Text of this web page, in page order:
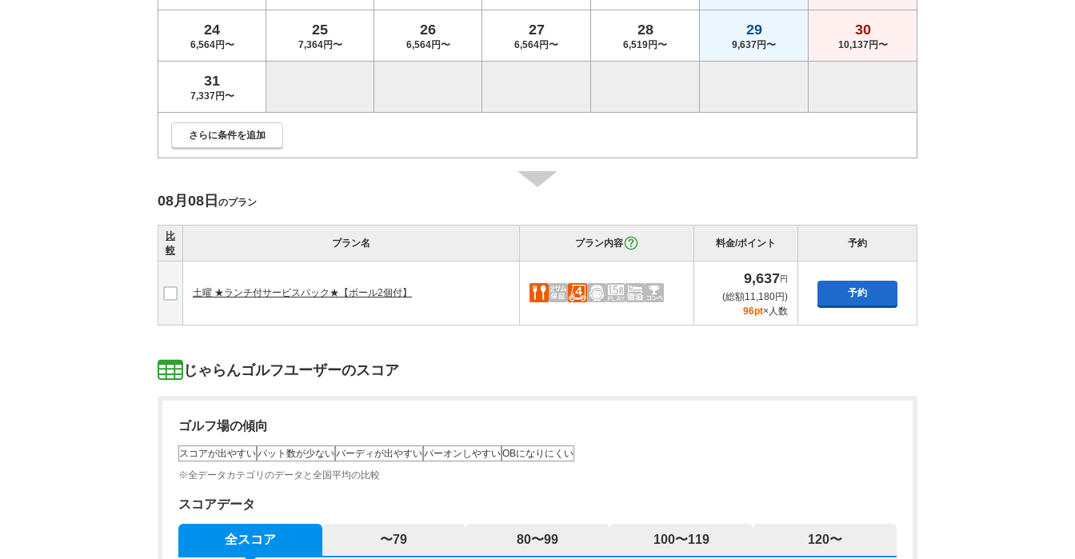
24
6,564円〜
25
7,364円〜
26
6,564円〜
27
6,564円〜
28
6,519円〜
29
9,637円〜
30
10,137円〜
31
7,337円〜
さらに条件を追加
08月08日 のプラン
比
較
プラン名 プラン内容 料金/ポイント 予約
土曜 ★ランチ付サービスパック★【ボール2個付】
9,637円
(総額11,180円)
96pt×人数
予約
じゃらんゴルフユーザーのスコア
ゴルフ場の傾向
スコアが出やすいパット数が少ないバーディが出やすいパーオンしやすいOBになりにくい
※全データカテゴリのデータと全国平均の比較
スコアデータ
全スコア 〜79 80〜99 100〜119 120〜